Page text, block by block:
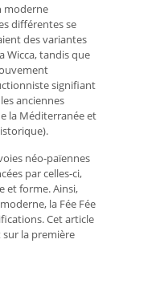
moderne
différentes se
des variantes
Wicca, tandis que
signifiant
anciennes
la Méditerranée et
néo-païennes
par celles-ci,
et forme. Ainsi,
la Fée Fée
Cet article
la première